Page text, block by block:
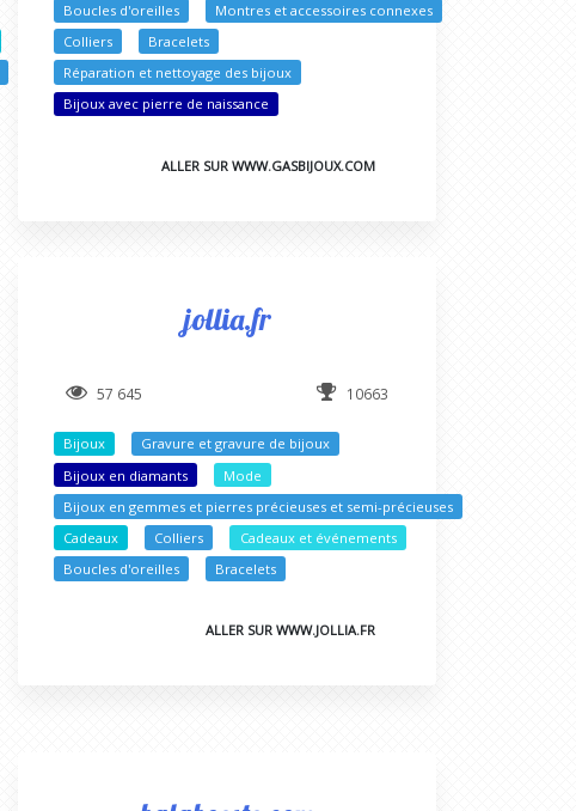
Boucles d'oreilles
Montres et accessoires connexes
Colliers
Bracelets
Réparation et nettoyage des bijoux
Bijoux avec pierre de naissance
ALLER SUR WWW.GASBIJOUX.COM
jollia.fr
57 645 10663
Bijoux
Gravure et gravure de bijoux
Bijoux en diamants
Mode
Bijoux en gemmes et pierres précieuses et semi-précieuses
Cadeaux
Colliers
Cadeaux et événements
Boucles d'oreilles
Bracelets
ALLER SUR WWW.JOLLIA.FR